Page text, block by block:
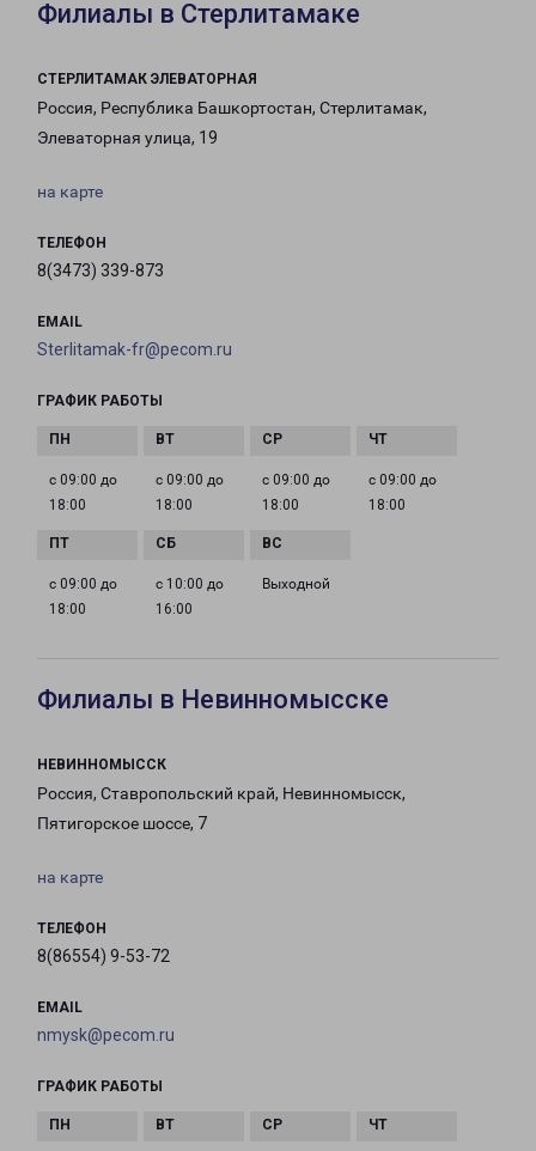
Филиалы в Стерлитамаке
СТЕРЛИТАМАК ЭЛЕВАТОРНАЯ
Россия, Республика Башкортостан, Стерлитамак,
Элеваторная улица, 19
на карте
ТЕЛЕФОН
8(3473) 339-873
EMAIL
Sterlitamak-fr@pecom.ru
ГРАФИК РАБОТЫ
с 09:00 до
18:00
с 09:00 до
18:00
с 09:00 до
18:00
с 09:00 до
18:00
с 09:00 до
18:00
с 10:00 до
16:00
Выходной
Филиалы в Невинномысске
НЕВИННОМЫССК
Россия, Ставропольский край, Невинномысск,
Пятигорское шоссе, 7
на карте
ТЕЛЕФОН
8(86554) 9-53-72
EMAIL
nmysk@pecom.ru
ГРАФИК РАБОТЫ